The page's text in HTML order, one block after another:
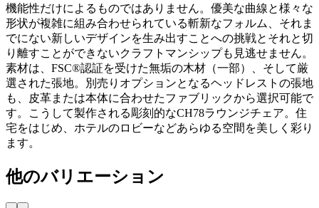
機能性だけによるものではありません。優美な曲線と様々な
形状が複雑に組み合わせられている斬新なフォルム、それま
でにない新しいデザインを生み出すことへの挑戦とそれと切
り離すことができないクラフトマンシップも見逃せません。
素材は、FSC®認証を受けた無垢の木材（一部）、そして厳
選された張地。別売りオプションとなるヘッドレストの張地
も、皮革または本体に合わせたファブリックから選択可能で
す。こうして製作される彫刻的なCH78ラウンジチェア。住
宅をはじめ、ホテルのロビーなどあらゆる空間を美しく彩り
ます。
他のバリエーション